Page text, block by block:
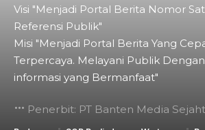
Visi "Menjadi Portal Berita Nomor
Referensi Publik"
Misi "Menjadi Portal Berita Yang
Terpercaya. Melayani Publik
informasi yang Bermanfaat"
Penerbit: PT Banten Media